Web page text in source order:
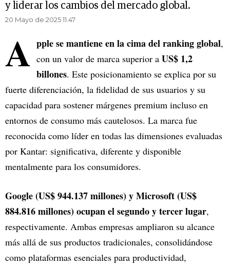
y liderar los cambios del mercado global.
20 Mayo de 2025 11.47
A pple se mantiene en la cima del ranking global,
con un valor de marca superior a US$ 1,2
billones. Este posicionamiento se explica por su
fuerte diferenciación, la fidelidad de sus usuarios y su
capacidad para sostener márgenes premium incluso en
entornos de consumo más cautelosos. La marca fue
reconocida como líder en todas las dimensiones evaluadas
por Kantar: significativa, diferente y disponible
mentalmente para los consumidores.
Google (US$ 944.137 millones) y Microsoft (US$
884.816 millones) ocupan el segundo y tercer lugar,
respectivamente. Ambas empresas ampliaron su alcance
más allá de sus productos tradicionales, consolidándose
como plataformas esenciales para productividad,